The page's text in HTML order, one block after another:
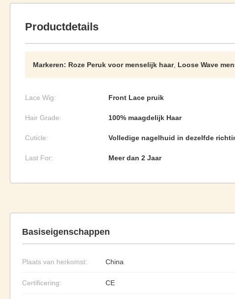
Productdetails
Markeren: Roze Peruk voor menselijk haar, Loose Wave
Lace Wig: Front Lace pruik
Hair Grade: 100% maagdelijk Haar
Cuticle: Volledige nagelhuid in dezelfde
Last For: Meer dan 2 Jaar
Basiseigenschappen
Plaats van herkomst: China
Certificering: CE